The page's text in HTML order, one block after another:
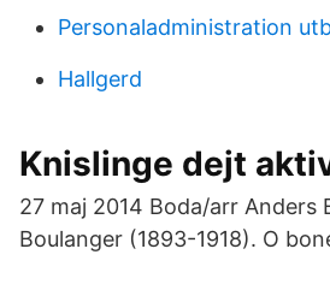
Personaladministration
Hallgerd
Knislinge dejt
27 maj 2014 Boda/arr Anders
Boulanger (1893-1918). O